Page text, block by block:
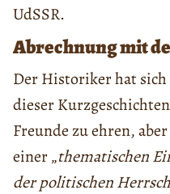
UdSSR.
Abrechnung mit
Der Historiker hat
dieser
Freunde zu ehren,
einer „thematischen
der politischen